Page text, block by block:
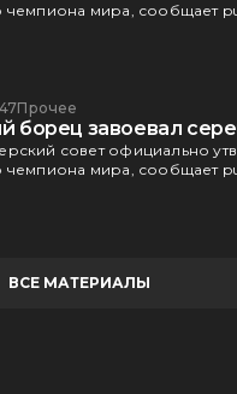
чемпиона мира, сообщает
Прочее
борец завоевал
совет официально
чемпиона мира, сообщает
ВСЕ МАТЕРИАЛЫ